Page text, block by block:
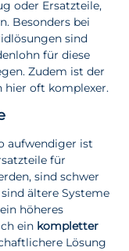
oder Ersatzteile,
Besonders bei
sind
für diese
Zudem ist der
hier oft komplexer.
aufwendiger ist
für
sind schwer
ältere Systeme
höheres
ein kompletter
Lösung